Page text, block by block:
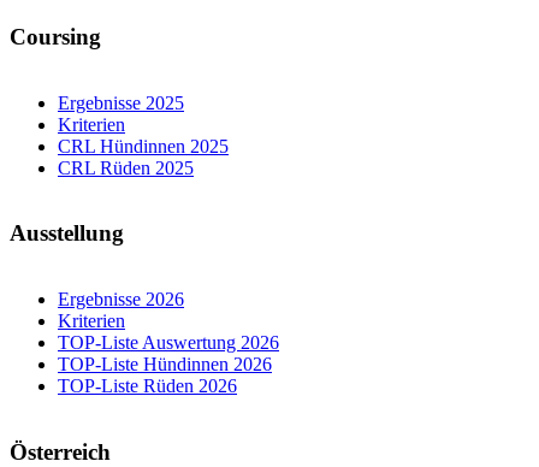
Coursing
Ergebnisse 2025
Kriterien
CRL Hündinnen 2025
CRL Rüden 2025
Ausstellung
Ergebnisse 2026
Kriterien
TOP-Liste Auswertung 2026
TOP-Liste Hündinnen 2026
TOP-Liste Rüden 2026
Österreich